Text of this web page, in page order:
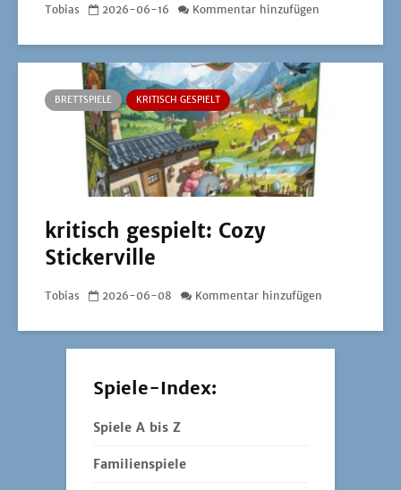
Tobias 2026-06-16 Kommentar hinzufügen
BRETTSPIELE KRITISCH GESPIELT
kritisch gespielt: Cozy
Stickerville
Tobias 2026-06-08 Kommentar hinzufügen
Spiele-Index:
Spiele A bis Z
Familienspiele